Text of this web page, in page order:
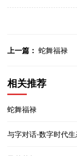
上一篇： 蛇舞福禄
相关推荐
蛇舞福禄
与字对话-数字时代